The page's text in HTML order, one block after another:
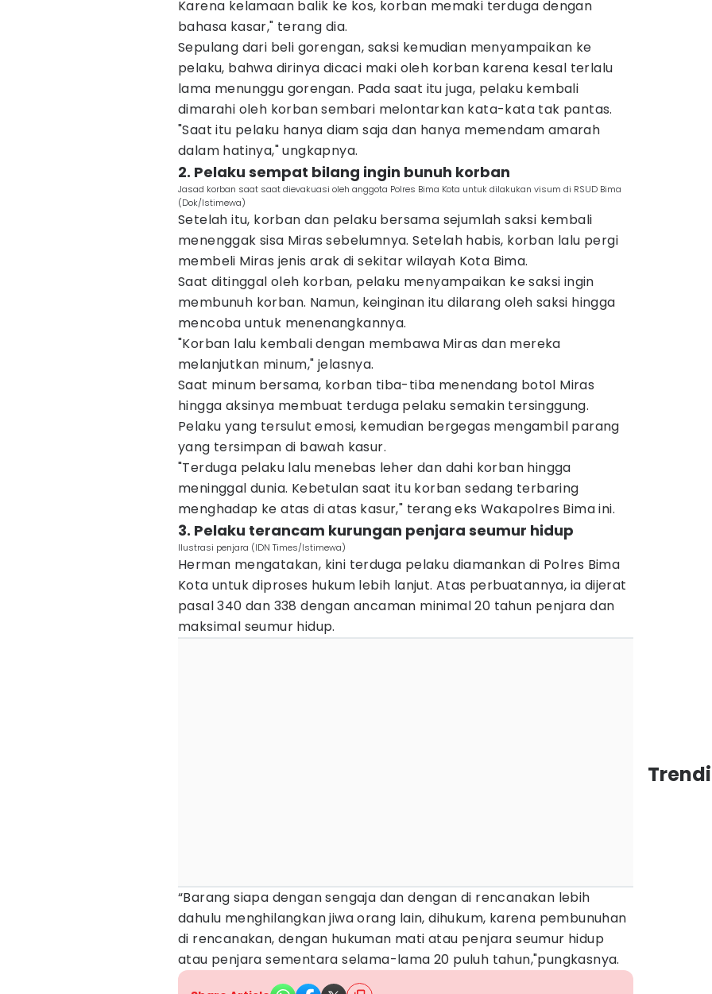
Karena kelamaan balik ke kos, korban memaki terduga dengan
bahasa kasar," terang dia.
Sepulang dari beli gorengan, saksi kemudian menyampaikan ke
pelaku, bahwa dirinya dicaci maki oleh korban karena kesal terlalu
lama menunggu gorengan. Pada saat itu juga, pelaku kembali
dimarahi oleh korban sembari melontarkan kata-kata tak pantas.
"Saat itu pelaku hanya diam saja dan hanya memendam amarah
dalam hatinya," ungkapnya.
2. Pelaku sempat bilang ingin bunuh korban
Jasad korban saat saat dievakuasi oleh anggota Polres Bima Kota untuk dilakukan visum di RSUD Bima
(Dok/Istimewa)
Setelah itu, korban dan pelaku bersama sejumlah saksi kembali
menenggak sisa Miras sebelumnya. Setelah habis, korban lalu pergi
membeli Miras jenis arak di sekitar wilayah Kota Bima.
Saat ditinggal oleh korban, pelaku menyampaikan ke saksi ingin
membunuh korban. Namun, keinginan itu dilarang oleh saksi hingga
mencoba untuk menenangkannya.
"Korban lalu kembali dengan membawa Miras dan mereka
melanjutkan minum," jelasnya.
Saat minum bersama, korban tiba-tiba menendang botol Miras
hingga aksinya membuat terduga pelaku semakin tersinggung.
Pelaku yang tersulut emosi, kemudian bergegas mengambil parang
yang tersimpan di bawah kasur.
"Terduga pelaku lalu menebas leher dan dahi korban hingga
meninggal dunia. Kebetulan saat itu korban sedang terbaring
menghadap ke atas di atas kasur," terang eks Wakapolres Bima ini.
3. Pelaku terancam kurungan penjara seumur hidup
Ilustrasi penjara (IDN Times/Istimewa)
Herman mengatakan, kini terduga pelaku diamankan di Polres Bima
Kota untuk diproses hukum lebih lanjut. Atas perbuatannya, ia dijerat
pasal 340 dan 338 dengan ancaman minimal 20 tahun penjara dan
maksimal seumur hidup.
“Barang siapa dengan sengaja dan dengan di rencanakan lebih
dahulu menghilangkan jiwa orang lain, dihukum, karena pembunuhan
di rencanakan, dengan hukuman mati atau penjara seumur hidup
atau penjara sementara selama-lama 20 puluh tahun,"pungkasnya.